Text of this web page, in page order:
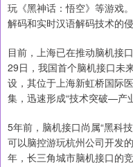
玩《黑神话：悟空》等游戏
解码和实时汉语解码技术的
目前，上海已在推动脑机接
29日，我国首个脑机接口未
设，其位于上海新虹桥国际
集，迅速形成“技术突破—产
5年前，脑机接口尚属“黑科
可以脑控游玩杭州公司开发
年，长三角城市脑机接口的